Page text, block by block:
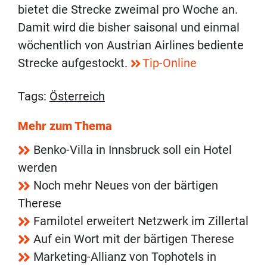
bietet die Strecke zweimal pro Woche an.
Damit wird die bisher saisonal und einmal
wöchentlich von Austrian Airlines bediente
Strecke aufgestockt.
Tip-Online
Tags: Österreich
Mehr zum Thema
Benko-Villa in Innsbruck soll ein Hotel
werden
Noch mehr Neues von der bärtigen
Therese
Familotel erweitert Netzwerk im Zillertal
Auf ein Wort mit der bärtigen Therese
Marketing-Allianz von Tophotels in